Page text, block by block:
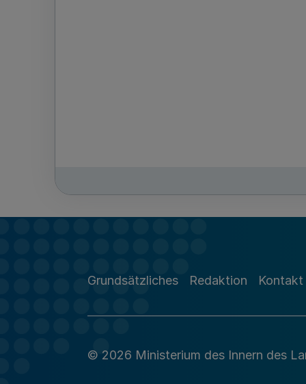
Grundsätzliches Redaktion Kontakt
© 2026 Ministerium des Innern des